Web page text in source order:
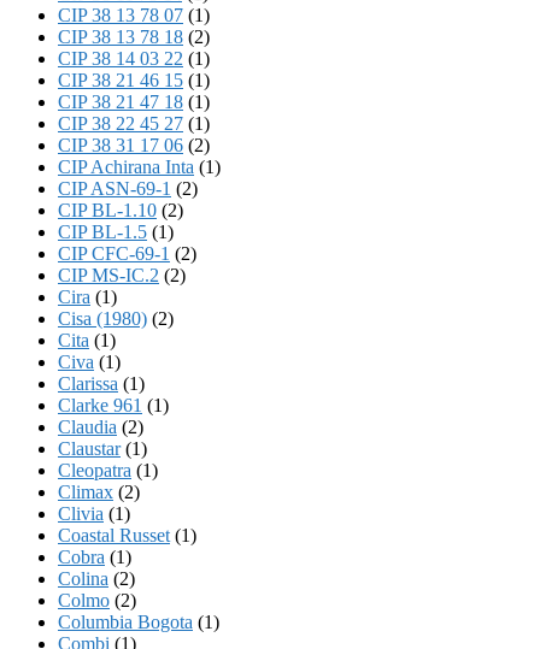
CIP 38 13 78 07 (1)
CIP 38 13 78 18 (2)
CIP 38 14 03 22 (1)
CIP 38 21 46 15 (1)
CIP 38 21 47 18 (1)
CIP 38 22 45 27 (1)
CIP 38 31 17 06 (2)
CIP Achirana Inta (1)
CIP ASN-69-1 (2)
CIP BL-1.10 (2)
CIP BL-1.5 (1)
CIP CFC-69-1 (2)
CIP MS-IC.2 (2)
Cira (1)
Cisa (1980) (2)
Cita (1)
Civa (1)
Clarissa (1)
Clarke 961 (1)
Claudia (2)
Claustar(1)
Cleopatra (1)
Climax (2)
Clivia (1)
Coastal Russet (1)
Cobra (1)
Colina (2)
Colmo (2)
Columbia Bogota (1)
Combi (1)